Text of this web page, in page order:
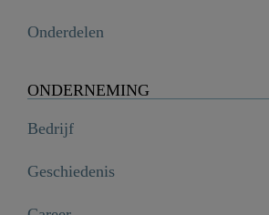
Onderdelen
ONDERNEMING
Bedrijf
Geschiedenis